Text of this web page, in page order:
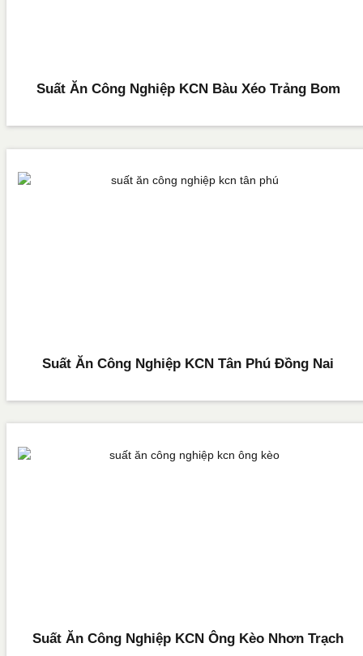
Suất Ăn Công Nghiệp KCN Bàu Xéo Trảng Bom
Suất Ăn Công Nghiệp KCN Tân Phú Đồng Nai
Suất Ăn Công Nghiệp KCN Ông Kèo Nhơn Trạch